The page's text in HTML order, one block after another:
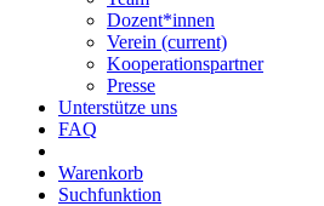
Dozent*innen
Verein (current)
Kooperationspartner
Presse
Unterstütze uns
FAQ
Warenkorb
Suchfunktion